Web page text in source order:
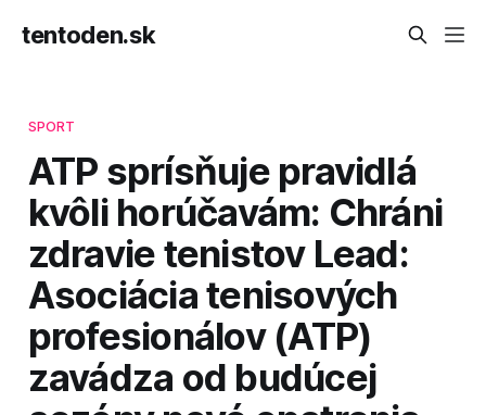
tentoden.sk
SPORT
ATP sprísňuje pravidlá
kvôli horúčavám: Chráni
zdravie tenistov Lead:
Asociácia tenisových
profesionálov (ATP)
zavádza od budúcej